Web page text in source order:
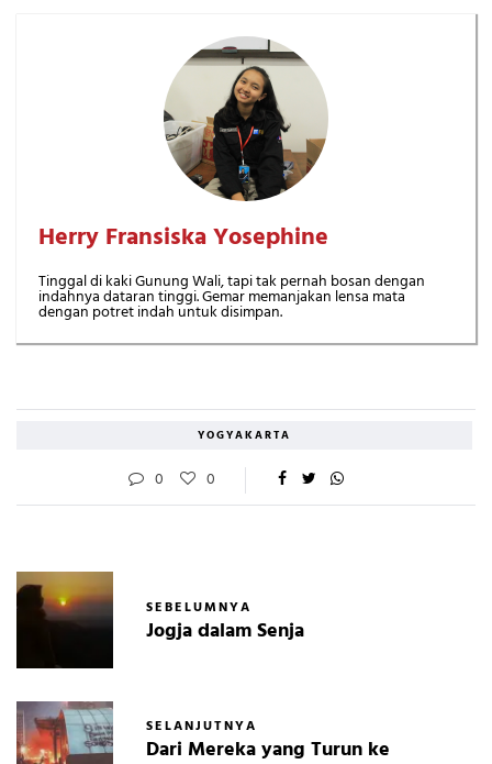
Herry Fransiska Yosephine
Tinggal di kaki Gunung Wali, tapi tak pernah bosan dengan
indahnya dataran tinggi. Gemar memanjakan lensa mata
dengan potret indah untuk disimpan.
YOGYAKARTA
0 0
SEBELUMNYA
Jogja dalam Senja
SELANJUTNYA
Dari Mereka yang Turun ke